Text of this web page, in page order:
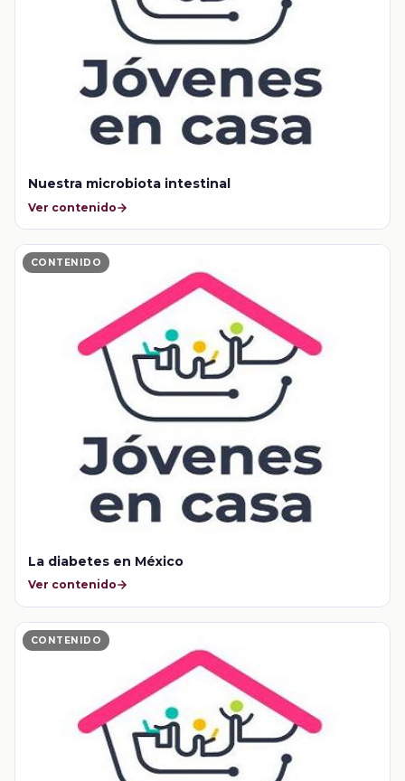
Nuestra microbiota intestinal
Ver contenido
CONTENIDO
La diabetes en México
Ver contenido
CONTENIDO